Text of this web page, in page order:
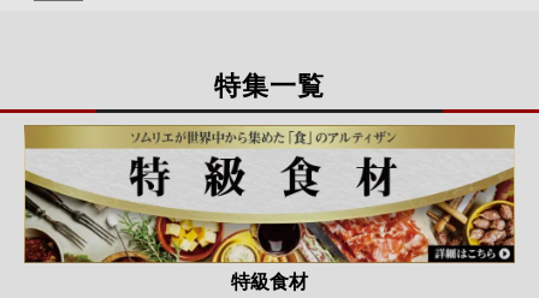
特集一覧
特級食材